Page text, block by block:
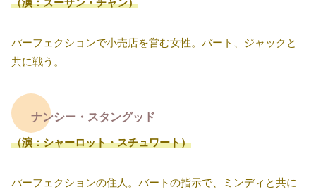
パーフェクションで小売店を営む女性。バート、ジャックと
共に戦う。
ナンシー・スタングッド
（演：シャーロット・スチュワート）
パーフェクションの住人。バートの指示で、ミンディと共に